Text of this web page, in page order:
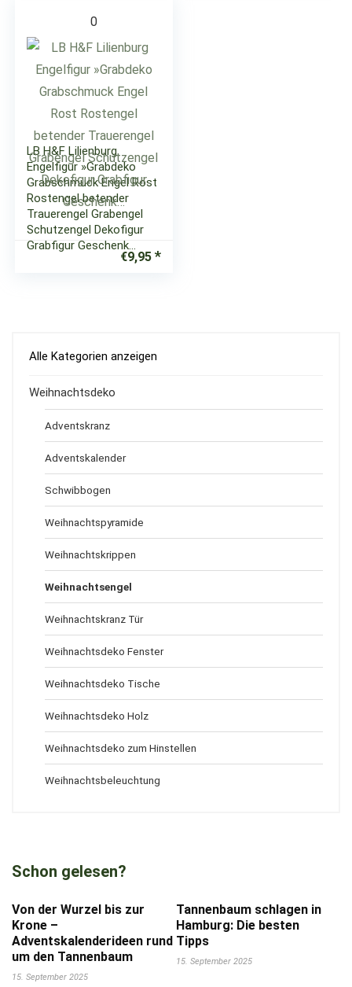
0
LB H&F Lilienburg
Engelfigur »Grabdeko
Grabschmuck Engel Rost
Rostengel betender
Trauerengel Grabengel
Schutzengel Dekofigur
Grabfigur Geschenk…
€9,95
Alle Kategorien anzeigen
Weihnachtsdeko
Adventskranz
Adventskalender
Schwibbogen
Weihnachtspyramide
Weihnachtskrippen
Weihnachtsengel
Weihnachtskranz Tür
Weihnachtsdeko Fenster
Weihnachtsdeko Tische
Weihnachtsdeko Holz
Weihnachtsdeko zum Hinstellen
Weihnachtsbeleuchtung
Schon gelesen?
Von der Wurzel bis zur
Krone –
Adventskalenderideen rund
um den Tannenbaum
15. September 2025
Tannenbaum schlagen in
Hamburg: Die besten
Tipps
15. September 2025